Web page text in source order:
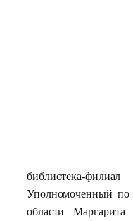
библиотека-
Уполномоченный по
области